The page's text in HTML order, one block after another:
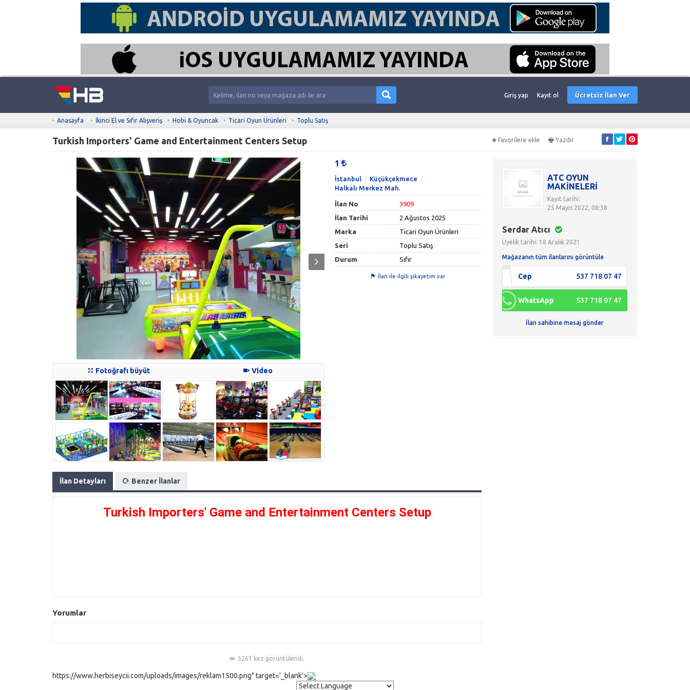
Giriş yap Kayıt ol Ücretsiz İlan Ver
Anasayfa İkinci El ve Sıfır Alışveriş Hobi & Oyuncak Ticari Oyun Ürünleri Toplu Satış
Turkish Importers' Game and Entertainment Centers Setup Favorilere ekle Yazdır
Fotoğrafı büyüt Video
1
İstanbul
Küçükçekmece
Halkalı Merkez Mah.
İlan No
3909
İlan Tarihi
2 Ağustos 2025
Marka
Ticari Oyun Ürünleri
Seri
Toplu Satış
Durum
Sıfır
İlan ile ilgili şikayetim var
İlan Detayları Benzer İlanlar
Turkish Importers' Game and Entertainment Centers Setup
Yorumlar
5261 kez görüntülendi.
ATC OYUN
MAKİNELERİ
Kayıt tarihi:
25 Mayıs 2022, 08:38
Serdar Atıcı
Üyelik tarihi: 18 Aralık 2021
Mağazanın tüm ilanlarını görüntüle
Cep 537 718 07 47
WhatsApp 537 718 07 47
İlan sahibine mesaj gönder
https://www.herbiseycii.com/uploads/images/reklam1500.png" target='_blank'>